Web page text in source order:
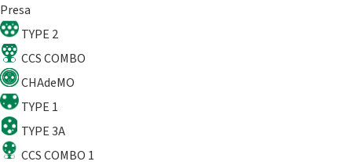
Presa
TYPE 2
CCS COMBO
CHAdeMO
TYPE 1
TYPE 3A
CCS COMBO 1